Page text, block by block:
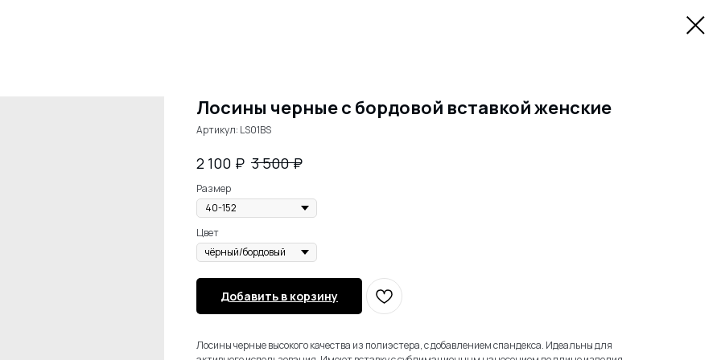
Лосины черные с бордовой вставкой женские
Артикул: LS01BS
2 100 ₽ 3 500 ₽
Размер
Цвет
Добавить в корзину
Лосины черные высокого качества из полиэстера, с добавлением спандекса. Идеальны для